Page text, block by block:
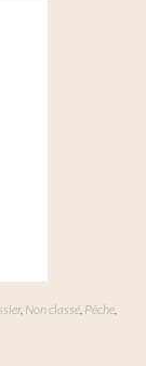
, Non classé Pêche